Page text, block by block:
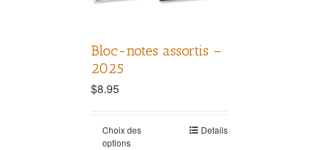
Bloc-notes assortis –
2025
$8.95
Choix des
options
Details